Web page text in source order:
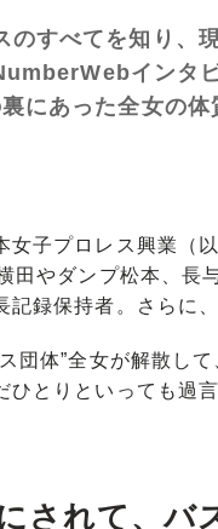
のすべてを知り、
インタ
にあった全女の
子プロレス興業（
田やダンプ松本、長
記録保持者。さらに
団体”全女が解散し
ひとりといっても過言
されて、バ